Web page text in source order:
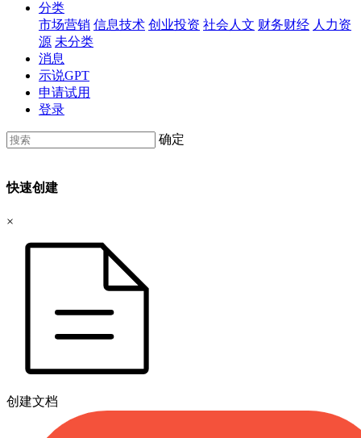
分类
市场营销 信息技术 创业投资 社会人文 财务财经 人力资
源 未分类
消息
示说GPT
申请试用
登录
确定
快速创建
×
创建文档